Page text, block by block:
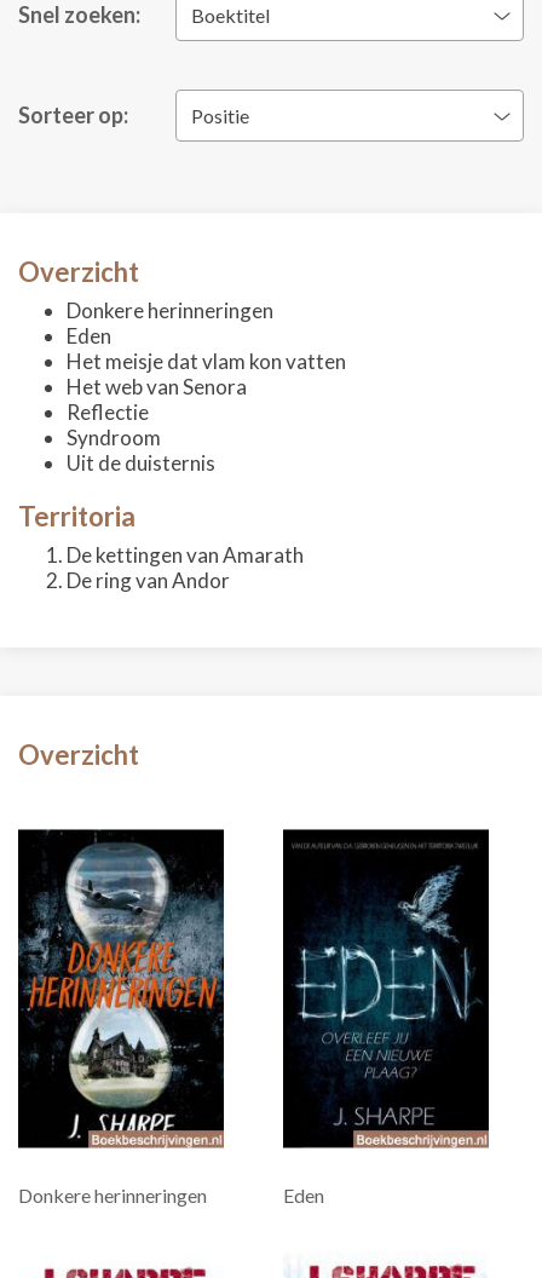
Snel zoeken: Boektitel
Sorteer op: Positie
Overzicht
Donkere herinneringen
Eden
Het meisje dat vlam kon vatten
Het web van Senora
Reflectie
Syndroom
Uit de duisternis
Territoria
De kettingen van Amarath
De ring van Andor
Overzicht
Donkere herinneringen Eden